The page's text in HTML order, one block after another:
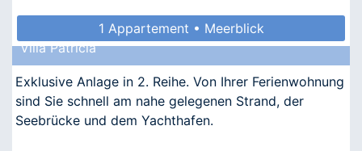
1 Appartement • Meerblick
Villa Patricia
Exklusive Anlage in 2. Reihe. Von Ihrer Ferienwohnung
sind Sie schnell am nahe gelegenen Strand, der
Seebrücke und dem Yachthafen.